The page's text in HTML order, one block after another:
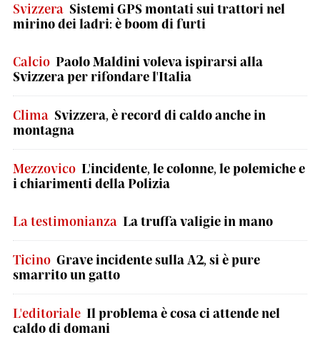
Svizzera Sistemi GPS montati sui trattori nel
mirino dei ladri: è boom di furti
Calcio Paolo Maldini voleva ispirarsi alla
Svizzera per rifondare l'Italia
Clima Svizzera, è record di caldo anche in
montagna
Mezzovico L'incidente, le colonne, le polemiche e
i chiarimenti della Polizia
La testimonianza La truffa valigie in mano
Ticino Grave incidente sulla A2, si è pure
smarrito un gatto
L'editoriale Il problema è cosa ci attende nel
caldo di domani